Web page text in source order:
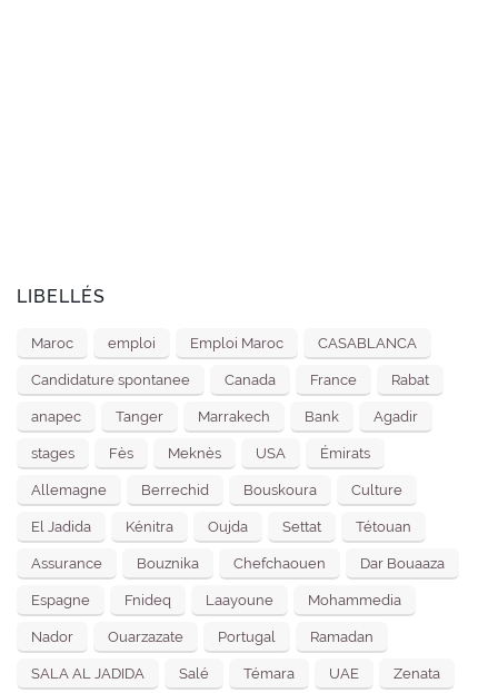
LIBELLÉS
Maroc emploi Emploi Maroc CASABLANCA
Candidature spontanee Canada France Rabat
anapec Tanger Marrakech Bank Agadir
stages Fès Meknès USA Émirats
Allemagne Berrechid Bouskoura Culture
El Jadida Kénitra Oujda Settat Tétouan
Assurance Bouznika Chefchaouen Dar Bouaaza
Espagne Fnideq Laayoune Mohammedia
Nador Ouarzazate Portugal Ramadan
SALA AL JADIDA Salé Témara UAE Zenata